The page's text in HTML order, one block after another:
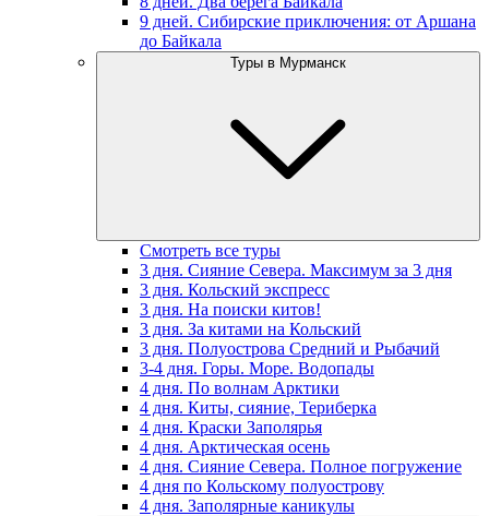
9 дней. Сибирские приключения: от Аршана
до Байкала
Туры в Мурманск
Смотреть все туры
3 дня. Сияние Севера. Максимум за 3 дня
3 дня. Кольский экспресс
3 дня. На поиски китов!
3 дня. За китами на Кольский
3 дня. Полуострова Средний и Рыбачий
3-4 дня. Горы. Море. Водопады
4 дня. По волнам Арктики
4 дня. Киты, сияние, Териберка
4 дня. Краски Заполярья
4 дня. Арктическая осень
4 дня. Сияние Севера. Полное погружение
4 дня по Кольскому полуострову
4 дня. Заполярные каникулы